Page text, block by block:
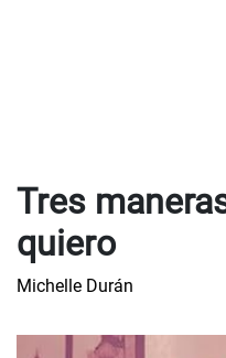
Tres
quiero
Michelle Durán